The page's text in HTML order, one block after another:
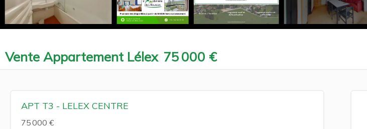
Vente Appartement Lélex 75 000 €
APT T3 - LELEX CENTRE
75 000 €